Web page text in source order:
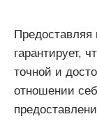
гарантирует,
точной и
отношении